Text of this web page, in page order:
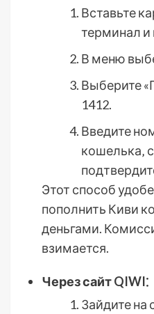
Вставьте
терминал
В меню
Выберите
1412.
Введите
кошелька‚
Этот способ
пополнить Киви
деньгами.
взимается.
Через сайт QIWI⁚
Зайдите на